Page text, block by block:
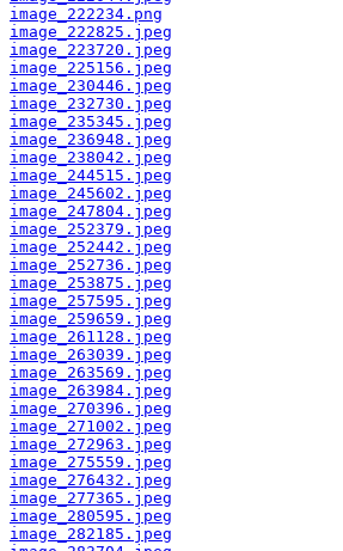
image_222234.png
image_222825.jpeg
image_223720.jpeg
image_225156.jpeg
image_230446.jpeg
image_232730.jpeg
image_235345.jpeg
image_236948.jpeg
image_238042.jpeg
image_244515.jpeg
image_245602.jpeg
image_247804.jpeg
image_252379.jpeg
image_252442.jpeg
image_252736.jpeg
image_253875.jpeg
image_257595.jpeg
image_259659.jpeg
image_261128.jpeg
image_263039.jpeg
image_263569.jpeg
image_263984.jpeg
image_270396.jpeg
image_271002.jpeg
image_272963.jpeg
image_275559.jpeg
image_276432.jpeg
image_277365.jpeg
image_280595.jpeg
image_282185.jpeg